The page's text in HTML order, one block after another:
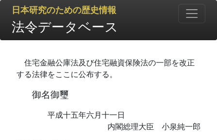
日本研究のための歴史情報
法令データベース
住宅金融公庫法及び住宅融資保険法の一部を改正
する法律をここに公布する。
御名御璽
平成十五年六月十一日
内閣総理大臣 小泉純一郎